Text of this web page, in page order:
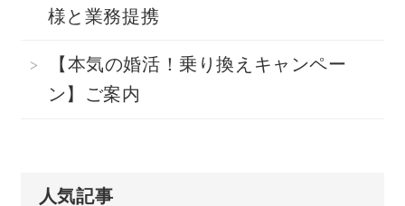
様と業務提携
【本気の婚活！乗り換えキャンペー
ン】ご案内
人気記事